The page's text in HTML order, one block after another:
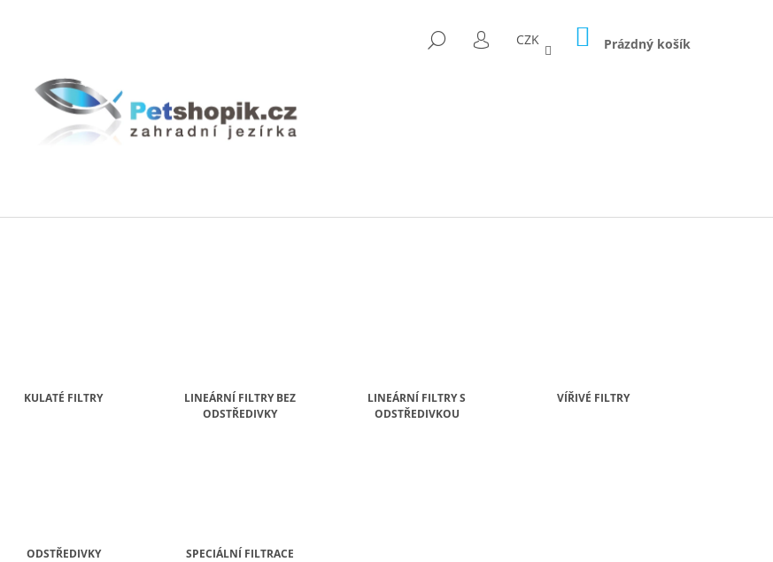
HLEDAT
PŘIHLÁŠENÍ
CZK NÁKUPNÍ
KOŠÍK
Prázdný košík
KULATÉ FILTRY
LINEÁRNÍ FILTRY BEZ
ODSTŘEDIVKY
LINEÁRNÍ FILTRY S
ODSTŘEDIVKOU
VÍŘIVÉ FILTRY
ODSTŘEDIVKY SPECIÁLNÍ FILTRACE
CO POTŘEBUJETE NAJÍT?
35 Kč